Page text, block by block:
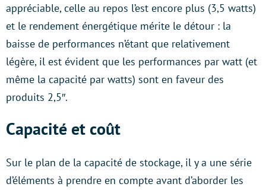
appréciable, celle au repos l’est encore plus (3,5 watts)
et le rendement énergétique mérite le détour : la
baisse de performances n’étant que relativement
légère, il est évident que les performances par watt (et
même la capacité par watts) sont en faveur des
produits 2,5″.
Capacité et coût
Sur le plan de la capacité de stockage, il y a une série
d’éléments à prendre en compte avant d’aborder les